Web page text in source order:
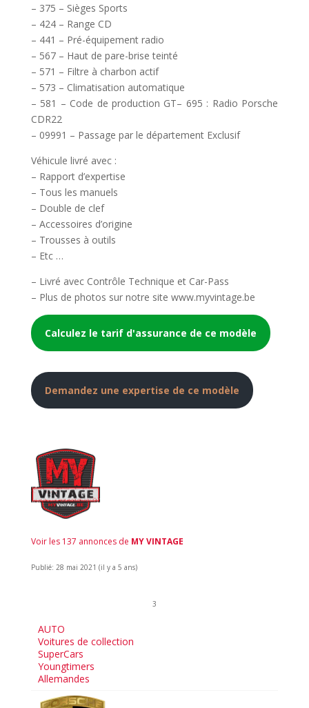
– 375 – Sièges Sports
– 424 – Range CD
– 441 – Pré-équipement radio
– 567 – Haut de pare-brise teinté
– 571 – Filtre à charbon actif
– 573 – Climatisation automatique
– 581 – Code de production GT– 695 : Radio Porsche
CDR22
– 09991 – Passage par le département Exclusif
Véhicule livré avec :
– Rapport d’expertise
– Tous les manuels
– Double de clef
– Accessoires d’origine
– Trousses à outils
– Etc …
– Livré avec Contrôle Technique et Car-Pass
– Plus de photos sur notre site www.myvintage.be
Calculez le tarif d'assurance de ce modèle
Demandez une expertise de ce modèle
Voir les 137 annonces de MY VINTAGE
Publié: 28 mai 2021 (il y a 5 ans)
3
AUTO
Voitures de collection
SuperCars
Youngtimers
Allemandes